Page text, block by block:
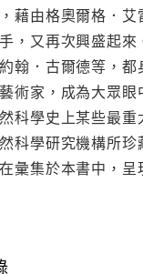
藉由格奧爾格．
，又再次興盛起
翰．古爾德等，
術家，成為大眾
科學史上某些最
科學研究機構所
彙集於本書中，呈